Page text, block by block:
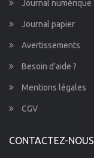
Journal numérique
Journal papier
Avertissements
Besoin d’aide ?
Mentions légales
CGV
CONTACTEZ-NOUS